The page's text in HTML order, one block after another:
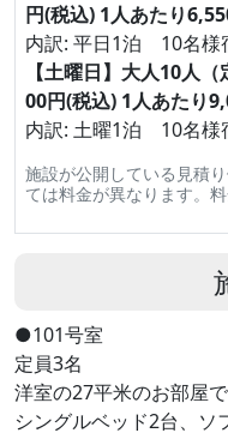
円(税込) 1人あたり
内訳: 平日1泊 10名様
【土曜日】大人10人
00円(税込) 1人あたり
内訳: 土曜1泊 10名様
施設が公開している見積
ては料金が異なります。
●101号室
定員3名
洋室の27平米のお部屋で
シングルベッド2台、ソ